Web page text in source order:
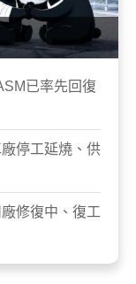
已率先回復
停工延燒、供
修復中、復工